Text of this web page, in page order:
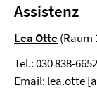
Assistenz
Lea Otte (Raum
Tel.: 030 838-
Email: lea.otte